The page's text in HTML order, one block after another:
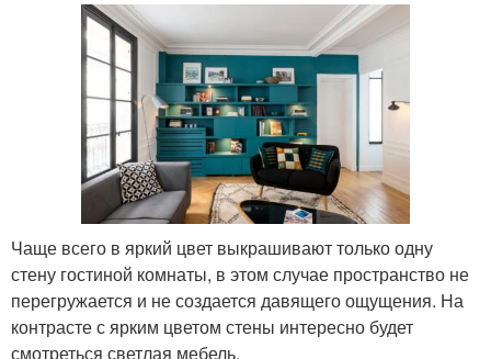
Чаще всего в яркий цвет выкрашивают только одну
стену гостиной комнаты, в этом случае пространство не
перегружается и не создается давящего ощущения. На
контрасте с ярким цветом стены интересно будет
смотреться светлая мебель.